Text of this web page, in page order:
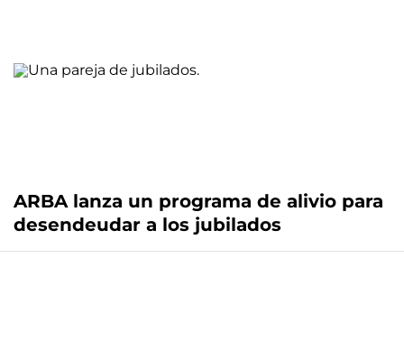
ARBA lanza un programa de alivio para
desendeudar a los jubilados